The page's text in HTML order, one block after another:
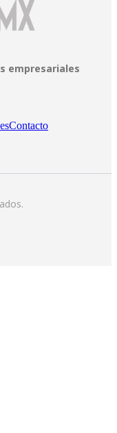
empresariales
Contacto